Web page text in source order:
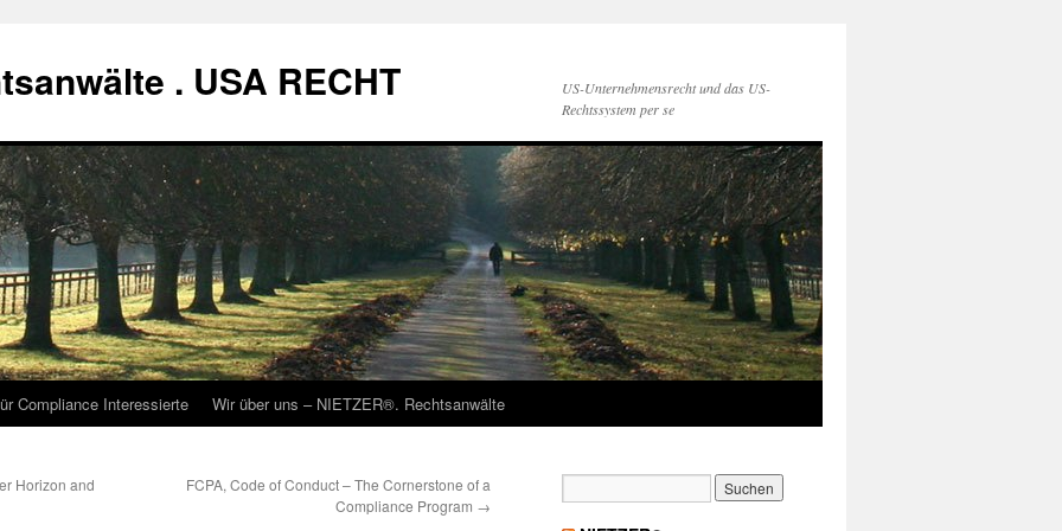
. USA RECHT
US-Unternehmensrecht und das US-
Rechtssystem per se
Compliance Interessierte Wir über uns – NIETZER®. Rechtsanwälte
Horizon and
FCPA, Code of Conduct – The Cornerstone of a
Compliance Program →